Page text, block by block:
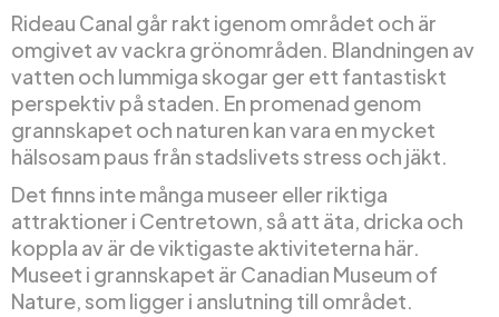
Rideau Canal går rakt igenom området och är
omgivet av vackra grönområden. Blandningen av
vatten och lummiga skogar ger ett fantastiskt
perspektiv på staden. En promenad genom
grannskapet och naturen kan vara en mycket
hälsosam paus från stadslivets stress och jäkt.
Det finns inte många museer eller riktiga
attraktioner i Centretown, så att äta, dricka och
koppla av är de viktigaste aktiviteterna här.
Museet i grannskapet är Canadian Museum of
Nature, som ligger i anslutning till området.